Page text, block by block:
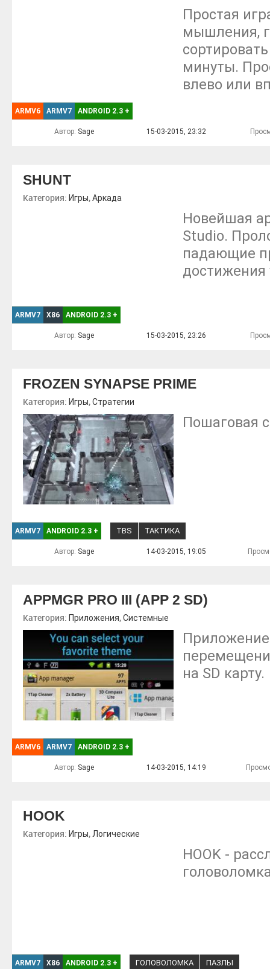
Простая
мышления,
минуты.
влево или
ARMV6 ARMV7 ANDROID 2.3 +
Автор: Sage 15-03-2015, 23:32
SHUNT
Категория: Игры,Аркада
Новейшая
Studio.
падающие
достижения
ARMV7 X86 ANDROID 2.3 +
Автор: Sage 15-03-2015, 23:26
FROZEN SYNAPSE PRIME
Категория: Игры,Стратегии
Пошаговая
ARMV7 ANDROID 2.3 + TBS ТАКТИКА
Автор: Sage 14-03-2015, 19:05
APPMGR PRO III (APP 2 SD)
Категория: Приложения,Системные
на SD карту.
ARMV6 ARMV7 ANDROID 2.3 +
Автор: Sage 14-03-2015, 14:19
HOOK
Категория: Игры, Логические
HOOK -
ARMV7 X86 ANDROID 2.3 + ГОЛОВОЛОМКА ПАЗЛЫ